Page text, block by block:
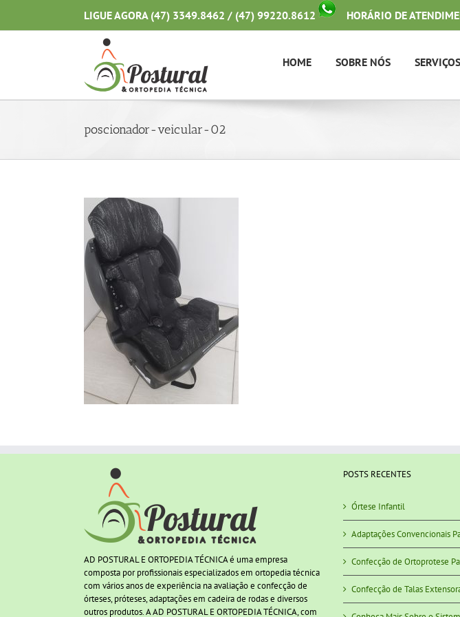
o
LIGUE AGORA (47) 3349.8462 / (47) 99220.8612 HORÁRIO DE
HOME SOBRE NÓS SERVIÇOS
poscionador-veicular-02
AD POSTURAL E ORTOPEDIA TÉCNICA é uma empresa
composta por profissionais especializados em ortopedia técnica
com vários anos de experiência na avaliação e confecção de
órteses, próteses, adaptações em cadeira de rodas e diversos
outros produtos. A AD POSTURAL E ORTOPEDIA TÉCNICA, com
POSTS RECENTES
Órtese Infantil
Adaptações Convencionais
Confecção de Ortoprotese
Confecção de Talas